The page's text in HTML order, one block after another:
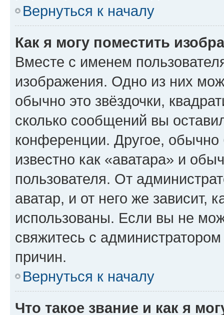
Вернуться к началу
Как я могу поместить
Вместе с именем
изображения. Одно из них
обычно это звёздочки,
сколько сообщений вы
конференции. Другое,
известно как «аватара» и
пользователя. От
аватар, и от него же зависит,
использованы. Если вы не
свяжитесь с
причин.
Вернуться к началу
Что такое звание и как я